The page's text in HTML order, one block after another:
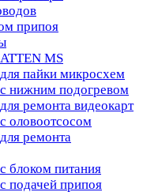
припоя
MS
пайки микросхем
нижним подогревом
ремонта видеокарт
оловоотсосом
ремонта
блоком питания
подачей припоя